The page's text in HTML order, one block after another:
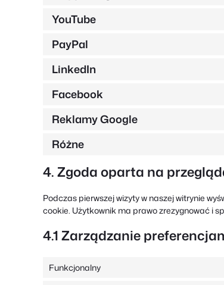
YouTube
PayPal
LinkedIn
Facebook
Reklamy Google
Różne
4. Zgoda oparta na
Podczas pierwszej wizyty w naszej witrynie
cookie. Użytkownik ma prawo zrezygnować i
4.1 Zarządzanie
Funkcjonalny